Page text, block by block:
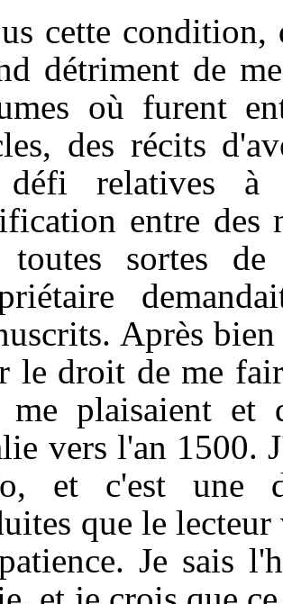
cette
détriment de
où furent
des récits
relatives à
entre des
toutes sortes
Après
le droit de me
plaisaient et
vers l'an 1500.
et c'est une
que le
Je sais